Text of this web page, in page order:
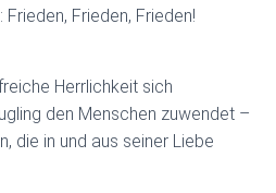
Frieden, Frieden, Frieden!
Herrlichkeit sich
den Menschen zuwendet –
die in und aus seiner Liebe